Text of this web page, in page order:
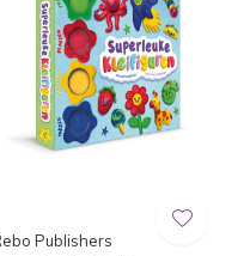
Publishers